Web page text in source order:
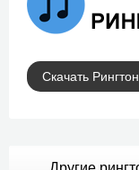
Скачать Рингтон